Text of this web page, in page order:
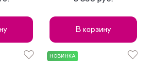
В корзину
НОВИНКА